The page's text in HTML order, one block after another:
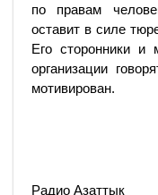
по правам
оставит в силе
Его сторонники и
организации
мотивирован.
Радио Азаттык